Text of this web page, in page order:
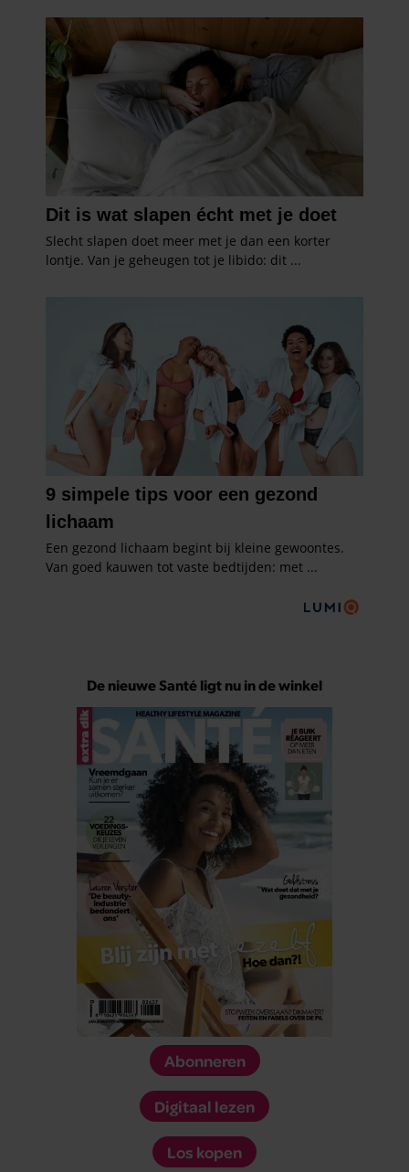
De nieuwe Santé ligt nu in de winkel
Abonneren
Digitaal lezen
Los kopen